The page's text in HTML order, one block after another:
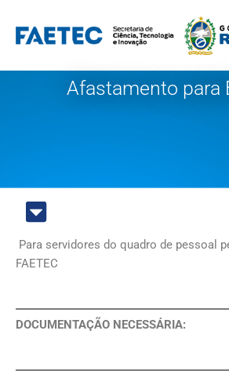
Pular
Afastamento para
Para servidores do quadro de pessoal
FAETEC
DOCUMENTAÇÃO NECESSÁRIA: